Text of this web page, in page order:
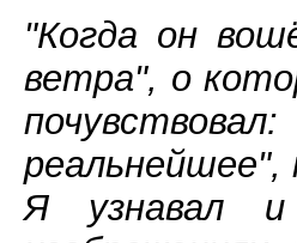
"Когда он
ветра", о
реальнейшее",
Я узнавал